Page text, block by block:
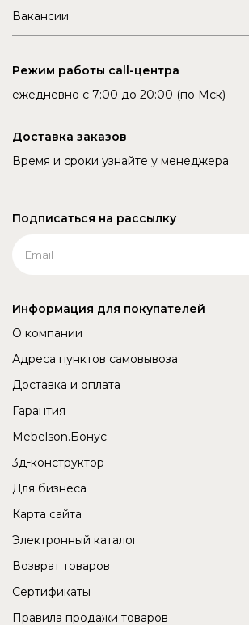
Вакансии
Режим работы call-центра
ежедневно с 7:00 до 20:00 (по Мск)
Доставка заказов
Время и сроки узнайте у менеджера
Подписаться на рассылку
Информация для покупателей
О компании
Адреса пунктов самовывоза
Доставка и оплата
Гарантия
Mebelson.Бонус
3д-конструктор
Для бизнеса
Карта сайта
Электронный каталог
Возврат товаров
Сертификаты
Правила продажи товаров